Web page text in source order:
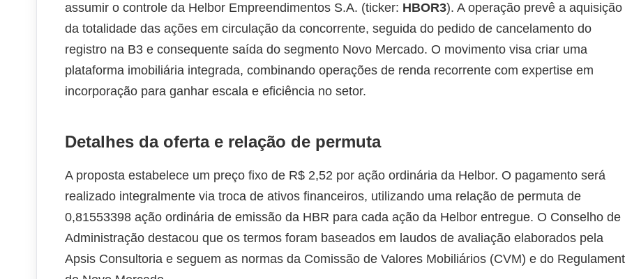
assumir o controle da Helbor Empreendimentos S.A. (ticker: HBOR3). A operação prevê a aquisição
da totalidade das ações em circulação da concorrente, seguida do pedido de cancelamento do
registro na B3 e consequente saída do segmento Novo Mercado. O movimento visa criar uma
plataforma imobiliária integrada, combinando operações de renda recorrente com expertise em
incorporação para ganhar escala e eficiência no setor.
Detalhes da oferta e relação de permuta
A proposta estabelece um preço fixo de R$ 2,52 por ação ordinária da Helbor. O pagamento será
realizado integralmente via troca de ativos financeiros, utilizando uma relação de permuta de
0,81553398 ação ordinária de emissão da HBR para cada ação da Helbor entregue. O Conselho de
Administração destacou que os termos foram baseados em laudos de avaliação elaborados pela
Apsis Consultoria e seguem as normas da Comissão de Valores Mobiliários (CVM) e do